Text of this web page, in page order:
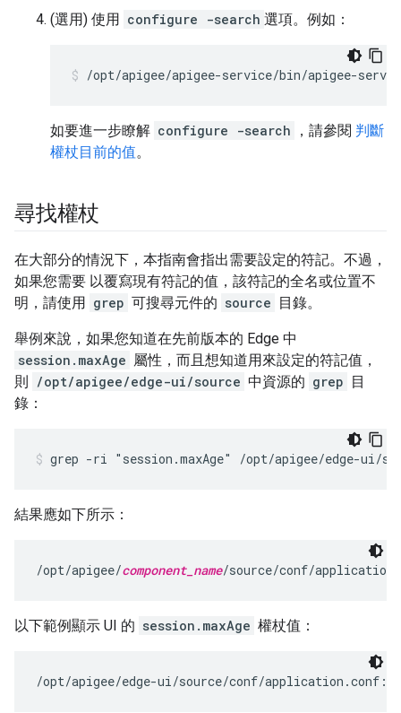
(選用) 使用 configure -search 選項。例如：
/opt/apigee/apigee-service/bin/apigee-
如要進一步瞭解 configure -search ，請參閱 判斷
權杖目前的值。
尋找權杖
在大部分的情況下，本指南會指出需要設定的符記。不過，
如果您需要 以覆寫現有符記的值，該符記的全名或位置不
明，請使用 grep 可搜尋元件的 source 目錄。
舉例來說，如果您知道在先前版本的 Edge 中
session.maxAge 屬性 ，而且想知道用來設定的符記值，
則 /opt/apigee/edge-ui/source 中資源的 grep 目
錄：
grep -ri "session.maxAge" /opt/apigee/edge-ui/
結果應如下所示：
/opt/apigee/component_name/source/conf/
以下範例顯示 UI 的 session.maxAge 權杖值：
/opt/apigee/edge-ui/source/conf/